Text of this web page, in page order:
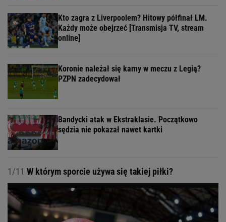
Kto zagra z Liverpoolem? Hitowy półfinał LM.
Każdy może obejrzeć [Transmisja TV, stream
online]
Koronie należał się karny w meczu z Legią?
PZPN zadecydował
Bandycki atak w Ekstraklasie. Początkowo
sędzia nie pokazał nawet kartki
1/11 W którym sporcie używa się takiej piłki?